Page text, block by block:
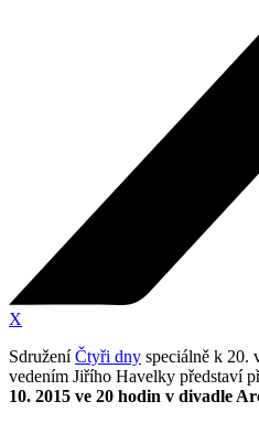
X
SdruženíČtyři dny speciálně k 20.
vedením Jiřího Havelky představí
10. 2015 ve 20 hodin v divadle